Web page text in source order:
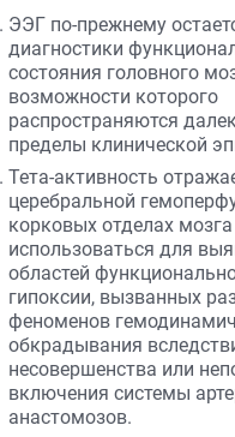
ЭЭГ по-прежнему
диагностики
состояния головного
возможности которого
распространяются
пределы клинической
Тета-активность
церебральной
корковых отделах
использоваться для
областей
гипоксии, вызванных
феноменов
обкрадывания
несовершенства или
включения системы
анастомозов.